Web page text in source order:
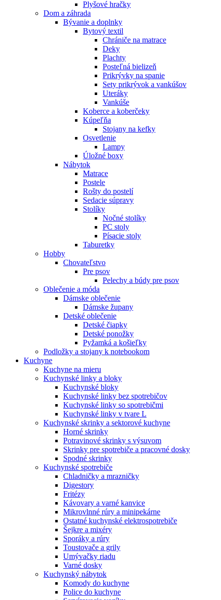
Plyšové hračky
Dom a záhrada
Bývanie a doplnky
Bytový textil
Chrániče na matrace
Deky
Plachty
Posteľná bielizeň
Prikrývky na spanie
Sety prikrývok a vankúšov
Uteráky
Vankúše
Koberce a koberčeky
Kúpeľňa
Stojany na kefky
Osvetlenie
Lampy
Úložné boxy
Nábytok
Matrace
Postele
Rošty do postelí
Sedacie súpravy
Stolíky
Nočné stolíky
PC stoly
Písacie stoly
Taburetky
Hobby
Chovateľstvo
Pre psov
Pelechy a búdy pre psov
Oblečenie a móda
Dámske oblečenie
Dámske župany
Detské oblečenie
Detské čiapky
Detské ponožky
Pyžamká a košieľky
Podložky a stojany k notebookom
Kuchyne
Kuchyne na mieru
Kuchynské linky a bloky
Kuchynské bloky
Kuchynské linky bez spotrebičov
Kuchynské linky so spotrebičmi
Kuchynské linky v tvare L
Kuchynské skrinky a sektorové kuchyne
Horné skrinky
Potravinové skrinky s výsuvom
Skrinky pre spotrebiče a pracovné dosky
Spodné skrinky
Kuchynské spotrebiče
Chladničky a mrazničky
Digestory
Fritézy
Kávovary a varné kanvice
Mikrovlnné rúry a minipekárne
Ostatné kuchynské elektrospotrebiče
Šejkre a mixéry
Sporáky a rúry
Toustovače a grily
Umývačky riadu
Varné dosky
Kuchynský nábytok
Komody do kuchyne
Police do kuchyne